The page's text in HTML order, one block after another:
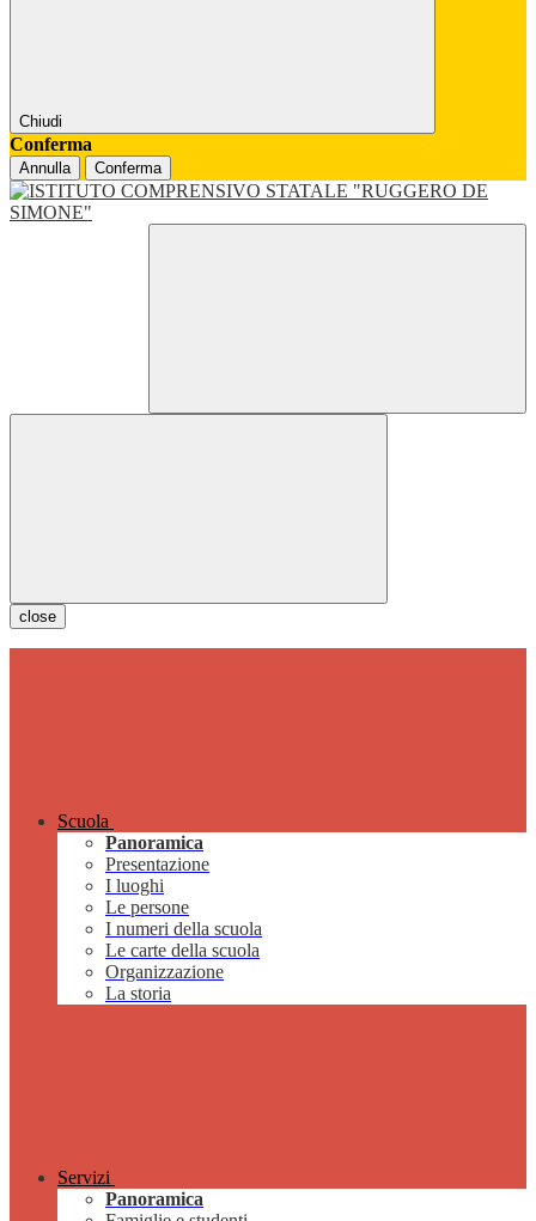
Chiudi
Conferma
Annulla Conferma
close
Scuola
Panoramica
Presentazione
I luoghi
Le persone
I numeri della scuola
Le carte della scuola
Organizzazione
La storia
Servizi
Panoramica